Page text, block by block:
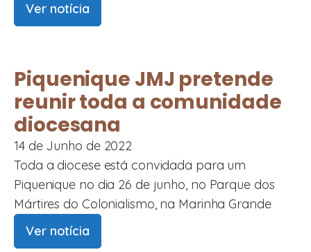
Ver notícia
Piquenique JMJ pretende
reunir toda a comunidade
diocesana
14 de Junho de 2022
Toda a diocese está convidada para um
Piquenique no dia 26 de junho, no Parque dos
Mártires do Colonialismo, na Marinha Grande
Ver notícia